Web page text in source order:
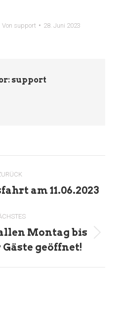
Von support 28. Juni 2023
support
Vorheriger
am 11.06.2023
Nächster
Beitrag:
Montag bis
geöffnet!